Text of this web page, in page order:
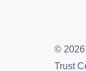
© 2026
Trust